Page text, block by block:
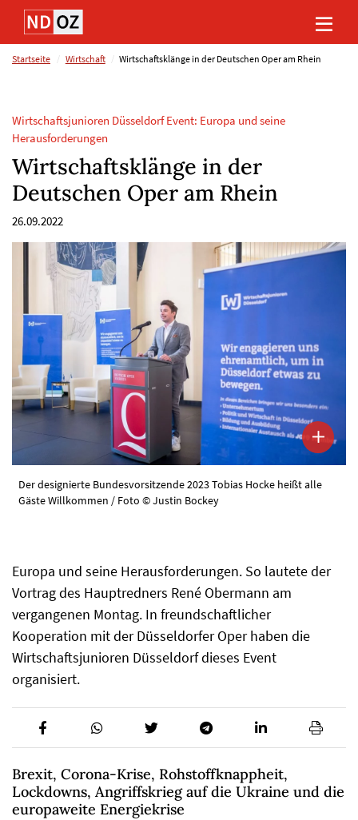
Direkt
Inhalt
(Eingabetaste)
Direkt
Hauptmenu
(Eingabetaste)
Direkt
Suche
(Eingabetaste)
Direkt
Footer
(Eingabetaste)
Startseite Wirtschaft Wirtschaftsklänge in der Deutschen Oper am Rhein
Wirtschaftsjunioren Düsseldorf Event: Europa und seine
Herausforderungen
Wirtschaftsklänge in der
Deutschen Oper am Rhein
26.09.2022
Der designierte Bundesvorsitzende 2023 Tobias Hocke heißt alle
Gäste Willkommen / Foto © Justin Bockey
Europa und seine Herausforderungen. So lautete der
Vortrag des Hauptredners René Obermann am
vergangenen Montag. In freundschaftlicher
Kooperation mit der Düsseldorfer Oper haben die
Wirtschaftsjunioren Düsseldorf dieses Event
organisiert.
Brexit, Corona-Krise, Rohstoffknappheit,
Lockdowns, Angriffskrieg auf die Ukraine und die
europaweite Energiekrise